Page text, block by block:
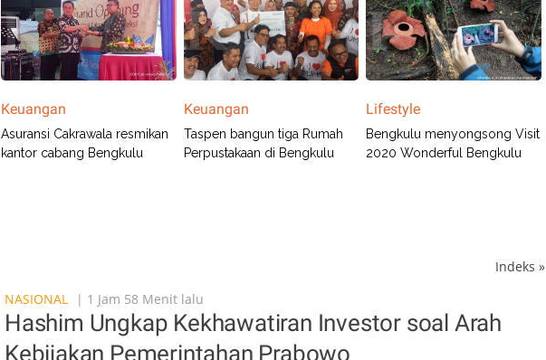
Keuangan
Asuransi Cakrawala resmikan
kantor cabang Bengkulu
Keuangan
Taspen bangun tiga Rumah
Perpustakaan di Bengkulu
Lifestyle
Bengkulu menyongsong Visit
2020 Wonderful Bengkulu
Indeks »
NASIONAL
| 1 Jam 58 Menit lalu
Hashim Ungkap Kekhawatiran Investor soal Arah
Kebijakan Pemerintahan Prabowo